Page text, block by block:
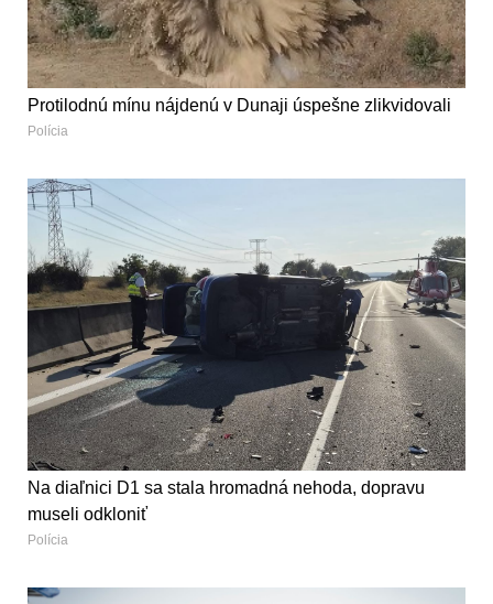
Protilodnú mínu nájdenú v Dunaji úspešne zlikvidovali
Polícia
Na diaľnici D1 sa stala hromadná nehoda, dopravu
museli odkloniť
Polícia